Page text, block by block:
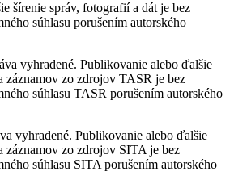
šírenie správ, fotografií a dát je bez
súhlasu porušením autorského
vyhradené. Publikovanie alebo ďalšie
záznamov zo zdrojov TASR je bez
súhlasu TASR porušením autorského
vyhradené. Publikovanie alebo ďalšie
záznamov zo zdrojov SITA je bez
súhlasu SITA porušením autorského